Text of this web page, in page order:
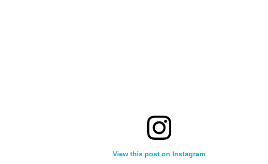
View this post on Instagram